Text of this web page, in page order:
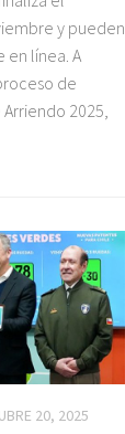
y pueden
línea. A
de
2025,
20, 2025